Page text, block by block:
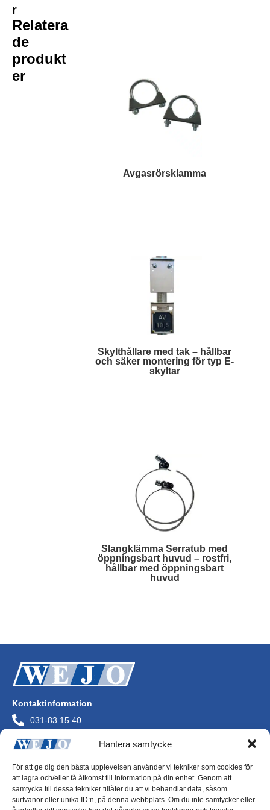
Hantera samtycke
För att ge dig den bästa upplevelsen använder vi tekniker som cookies för
att lagra och/eller få åtkomst till information på din enhet. Genom att
samtycka till dessa tekniker tillåter du att vi behandlar data, såsom
surfvanor eller unika ID:n, på denna webbplats. Om du inte samtycker eller
r
Relatera
de
produkt
er
Avgasrörsklamma
Skylthållare med tak – hållbar
och säker montering för typ E-
skyltar
Slangklämma Serratub med
öppningsbart huvud – rostfri,
hållbar med öppningsbart
huvud
Kontaktinformation
031-83 15 40
info@wejo.se
Askims Verkstadsväg
436 34 Askim
Org.nr 556072-0244